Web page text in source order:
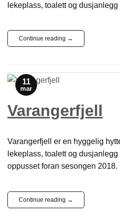
lekeplass, toalett og dusjanlegg
Continue reading →
11
mar
Varangerfjell
Varangerfjell er en hyggelig
lekeplass, toalett og
oppusset foran sesongen 2018.
Continue reading →